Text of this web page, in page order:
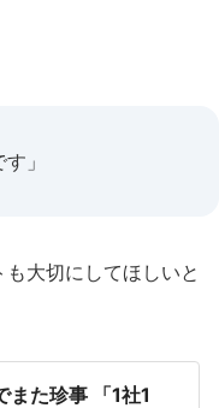
」
大切にしてほしいと
また珍事 「1社1